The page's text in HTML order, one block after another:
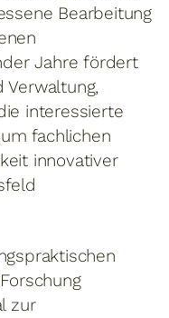
Bearbeitung
Jahre fördert
interessierte
fachlichen
innovativer
zur